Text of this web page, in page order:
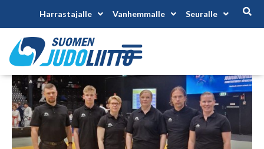
Harrastajalle Vanhemmalle Seuralle